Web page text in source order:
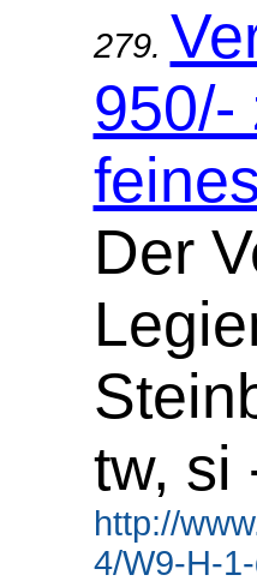
279.
950/-
Der
tw, si
http://
4/W9-H-